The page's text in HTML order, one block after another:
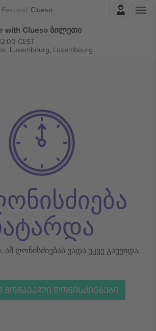
Festival Clueso
with Clueso ბილეთი
CEST
Luxembourg, Luxembourg
ღონისძიებას ვადა უკვე გაუვიდა.
ᲦᲝᲜᲘᲡᲫᲘᲔᲑᲔᲑᲘ